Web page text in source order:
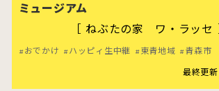
ミュージアム
［ ねぶたの家 ワ・ラッセ
おでかけ ハッピィ生中継 東青地域 青森市
最終更